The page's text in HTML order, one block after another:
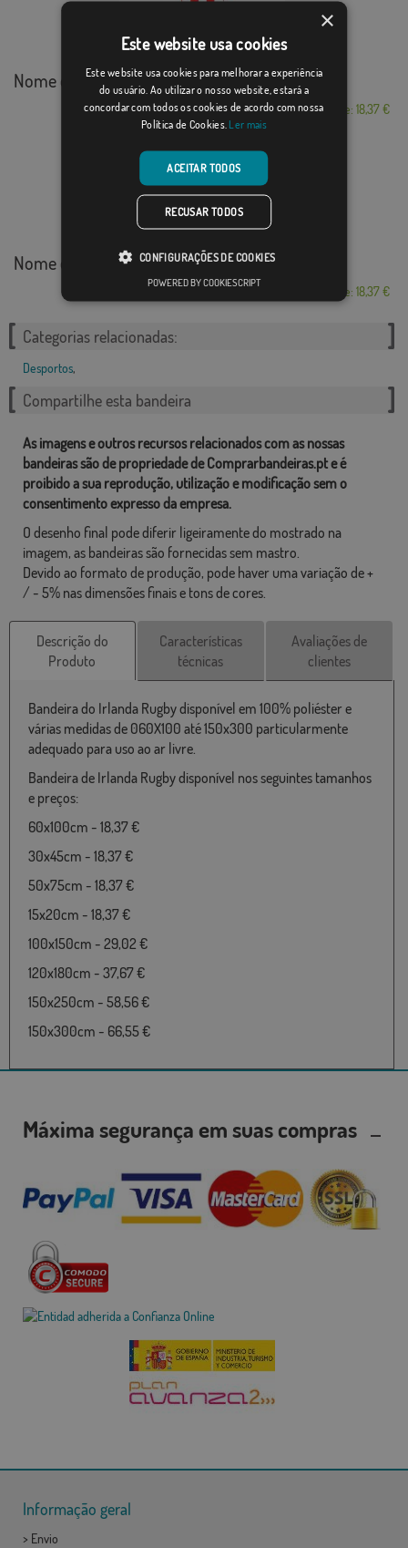
Nome da Croácia
Desde: 18,37 €
Nome de Portugal
Desde: 18,37 €
Categorias relacionadas:
Desportos,
Compartilhe esta bandeira
As imagens e outros recursos relacionados com as nossas
bandeiras são de propriedade de Comprarbandeiras.pt e é
proibido a sua reprodução, utilização e modificação sem o
consentimento expresso da empresa.
O desenho final pode diferir ligeiramente do mostrado na
imagem, as bandeiras são fornecidas sem mastro.
Devido ao formato de produção, pode haver uma variação de +
/ - 5% nas dimensões finais e tons de cores.
Descrição do
Produto
Características
técnicas
Avaliações de
clientes
Bandeira do Irlanda Rugby disponível em 100% poliéster e
várias medidas de 060X100 até 150x300 particularmente
adequado para uso ao ar livre.
Bandeira de Irlanda Rugby disponível nos seguintes tamanhos
e preços:
60x100cm - 18,37 €
30x45cm - 18,37 €
50x75cm - 18,37 €
15x20cm - 18,37 €
100x150cm - 29,02 €
120x180cm - 37,67 €
150x250cm - 58,56 €
150x300cm - 66,55 €
Máxima segurança em suas compras
Informação geral
> Envio
×
Este website usa cookies
Este website usa cookies para melhorar a experiência
do usuário. Ao utilizar o nosso website, estará a
concordar com todos os cookies de acordo com nossa
Política de Cookies. Ler mais
ACEITAR TODOS
RECUSAR TODOS
CONFIGURAÇÕES DE COOKIES
POWERED BY COOKIESCRIPT